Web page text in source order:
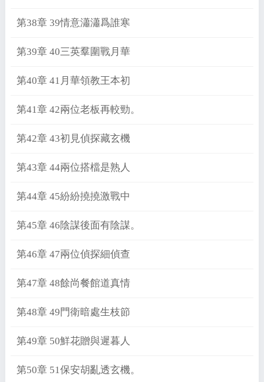
第38章 39情意瀟瀟爲誰寒
第39章 40三英羣圍戰月華
第40章 41月華領教王本初
第41章 42兩位老板再較勁。
第42章 43初見偵探藏玄機
第43章 44兩位搭檔是熟人
第44章 45紛紛撓撓激戰中
第45章 46陰謀後面有陰謀。
第46章 47兩位偵探細偵查
第47章 48餘尚餐館道真情
第48章 49門衛暗處生枝節
第49章 50鮮花贈與遲暮人
第50章 51保安胡亂透玄機。